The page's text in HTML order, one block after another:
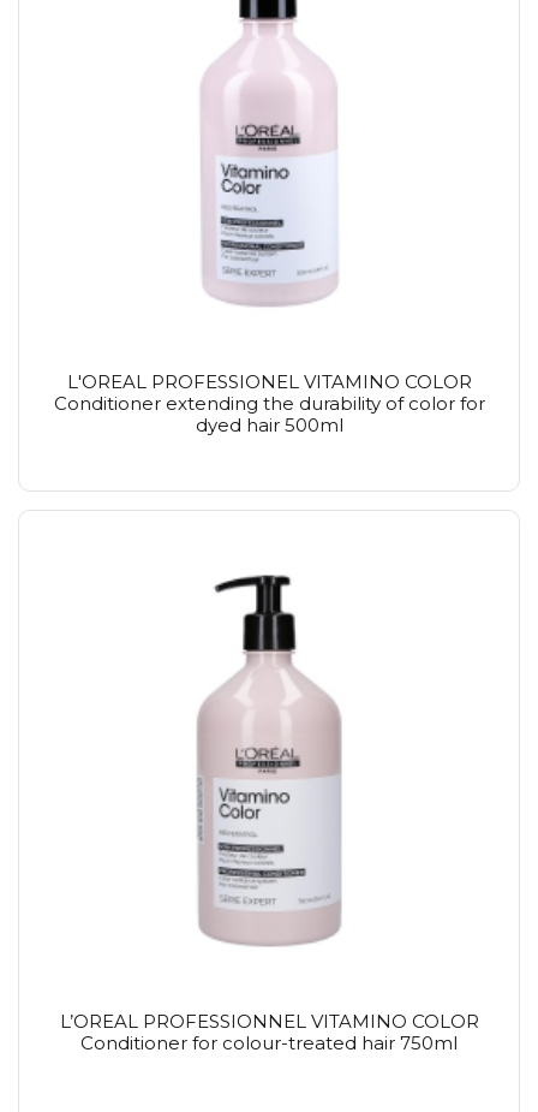
L'OREAL PROFESSIONEL VITAMINO COLOR
Conditioner extending the durability of color for
dyed hair 500ml
L’OREAL PROFESSIONNEL VITAMINO COLOR
Conditioner for colour-treated hair 750ml